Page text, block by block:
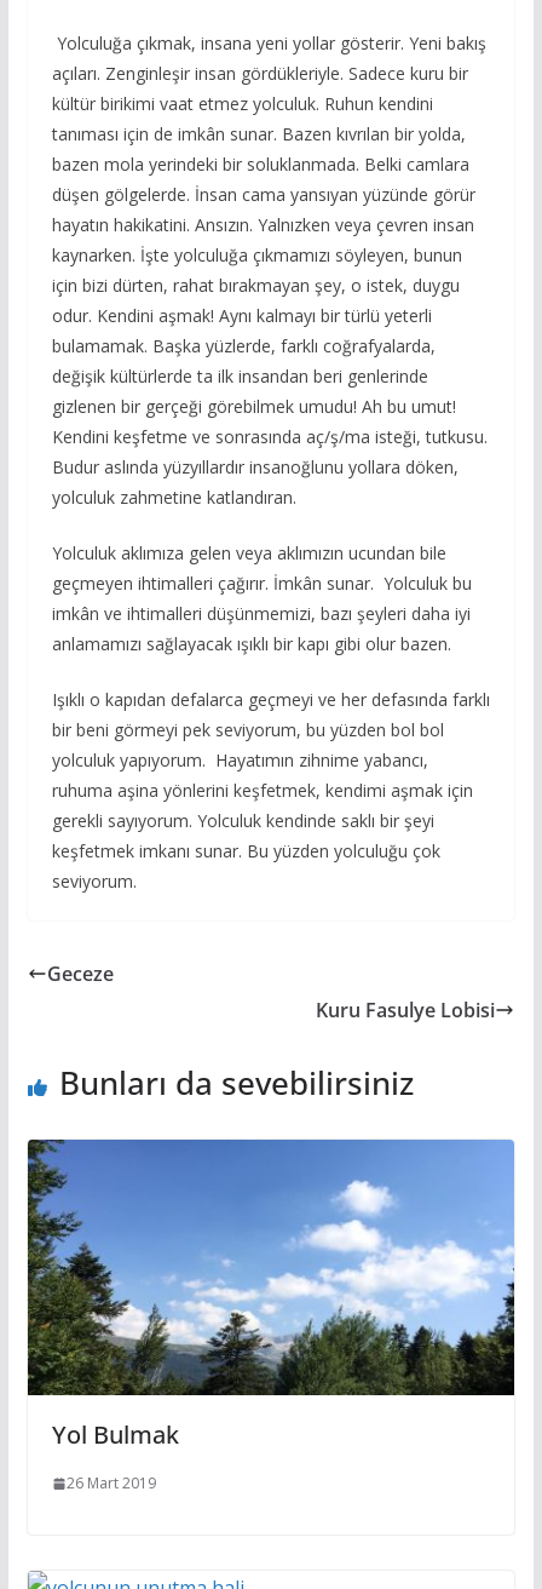
Yolculuğa çıkmak, insana yeni yollar gösterir. Yeni bakış
açıları. Zenginleşir insan gördükleriyle. Sadece kuru bir
kültür birikimi vaat etmez yolculuk. Ruhun kendini
tanıması için de imkân sunar. Bazen kıvrılan bir yolda,
bazen mola yerindeki bir soluklanmada. Belki camlara
düşen gölgelerde. İnsan cama yansıyan yüzünde görür
hayatın hakikatini. Ansızın. Yalnızken veya çevren insan
kaynarken. İşte yolculuğa çıkmamızı söyleyen, bunun
için bizi dürten, rahat bırakmayan şey, o istek, duygu
odur. Kendini aşmak! Aynı kalmayı bir türlü yeterli
bulamamak. Başka yüzlerde, farklı coğrafyalarda,
değişik kültürlerde ta ilk insandan beri genlerinde
gizlenen bir gerçeği görebilmek umudu! Ah bu umut!
Kendini keşfetme ve sonrasında aç/ş/ma isteği, tutkusu.
Budur aslında yüzyıllardır insanoğlunu yollara döken,
yolculuk zahmetine katlandıran.
Yolculuk aklımıza gelen veya aklımızın ucundan bile
geçmeyen ihtimalleri çağırır. İmkân sunar. Yolculuk bu
imkân ve ihtimalleri düşünmemizi, bazı şeyleri daha iyi
anlamamızı sağlayacak ışıklı bir kapı gibi olur bazen.
Işıklı o kapıdan defalarca geçmeyi ve her defasında farklı
bir beni görmeyi pek seviyorum, bu yüzden bol bol
yolculuk yapıyorum. Hayatımın zihnime yabancı,
ruhuma aşina yönlerini keşfetmek, kendimi aşmak için
gerekli sayıyorum. Yolculuk kendinde saklı bir şeyi
keşfetmek imkanı sunar. Bu yüzden yolculuğu çok
seviyorum.
Geceze
Kuru Fasulye Lobisi
Bunları da sevebilirsiniz
Yol Bulmak
26 Mart 2019